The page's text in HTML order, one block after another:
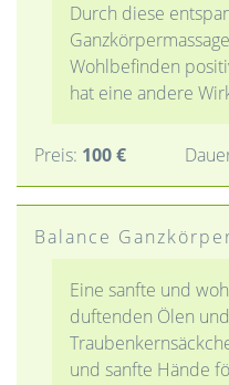
Durch diese
Wohlbefinden
hat eine andere
Preis: 100 €
Balance
Eine sanfte und
duftenden Ölen
und sanfte Hände